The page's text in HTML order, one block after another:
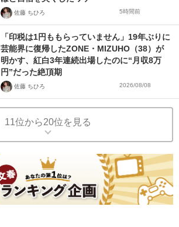
佐藤 ちひろ 5時間前
「印税は1円ももらっていません」19年ぶりに
芸能界に復帰したZONE・MIZUHO（38）が
明かす、紅白3年連続出場したのに“月収8万
円”だった絶頂期
佐藤 ちひろ 2026/08/08
11位から20位を見る